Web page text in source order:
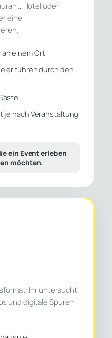
Hotel oder
eine
einem Ort
führen durch den
je nach Veranstaltung
ein Event erleben
möchten.
Ihr untersucht
und digitale Spuren